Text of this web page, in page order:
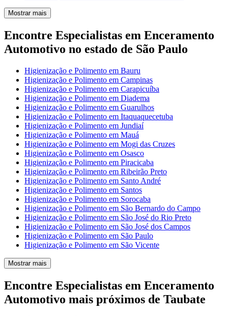
Mostrar mais
Encontre Especialistas em Enceramento
Automotivo no estado de São Paulo
Higienização e Polimento em Bauru
Higienização e Polimento em Campinas
Higienização e Polimento em Carapicuíba
Higienização e Polimento em Diadema
Higienização e Polimento em Guarulhos
Higienização e Polimento em Itaquaquecetuba
Higienização e Polimento em Jundiaí
Higienização e Polimento em Mauá
Higienização e Polimento em Mogi das Cruzes
Higienização e Polimento em Osasco
Higienização e Polimento em Piracicaba
Higienização e Polimento em Ribeirão Preto
Higienização e Polimento em Santo André
Higienização e Polimento em Santos
Higienização e Polimento em Sorocaba
Higienização e Polimento em São Bernardo do Campo
Higienização e Polimento em São José do Rio Preto
Higienização e Polimento em São José dos Campos
Higienização e Polimento em São Paulo
Higienização e Polimento em São Vicente
Mostrar mais
Encontre Especialistas em Enceramento
Automotivo mais próximos de Taubate